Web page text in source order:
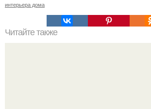
интерьера дома
Читайте также